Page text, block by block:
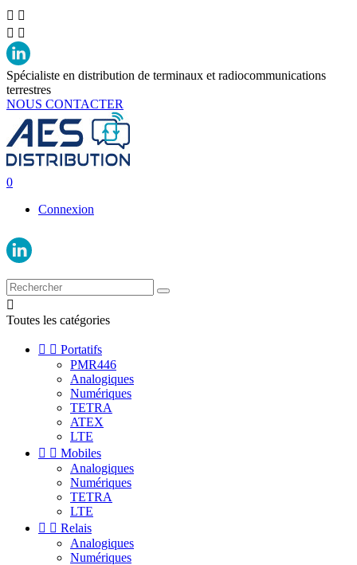
 
 
Spécialiste en distribution de terminaux et radiocommunications
terrestres
NOUS CONTACTER
0
Connexion

Toutes les catégories
  Portatifs
PMR446
Analogiques
Numériques
TETRA
ATEX
LTE
  Mobiles
Analogiques
Numériques
TETRA
LTE
  Relais
Analogiques
Numériques